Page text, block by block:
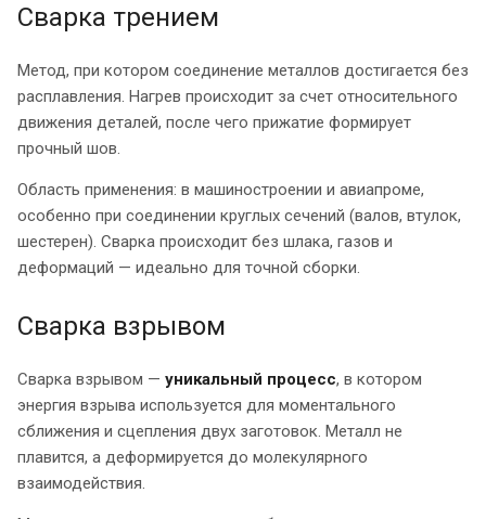
Сварка трением
Метод, при котором соединение металлов достигается без
расплавления. Нагрев происходит за счет относительного
движения деталей, после чего прижатие формирует
прочный шов.
Область применения: в машиностроении и авиапроме,
особенно при соединении круглых сечений (валов, втулок,
шестерен). Сварка происходит без шлака, газов и
деформаций — идеально для точной сборки.
Сварка взрывом
Сварка взрывом — уникальный процесс, в котором
энергия взрыва используется для моментального
сближения и сцепления двух заготовок. Металл не
плавится, а деформируется до молекулярного
взаимодействия.